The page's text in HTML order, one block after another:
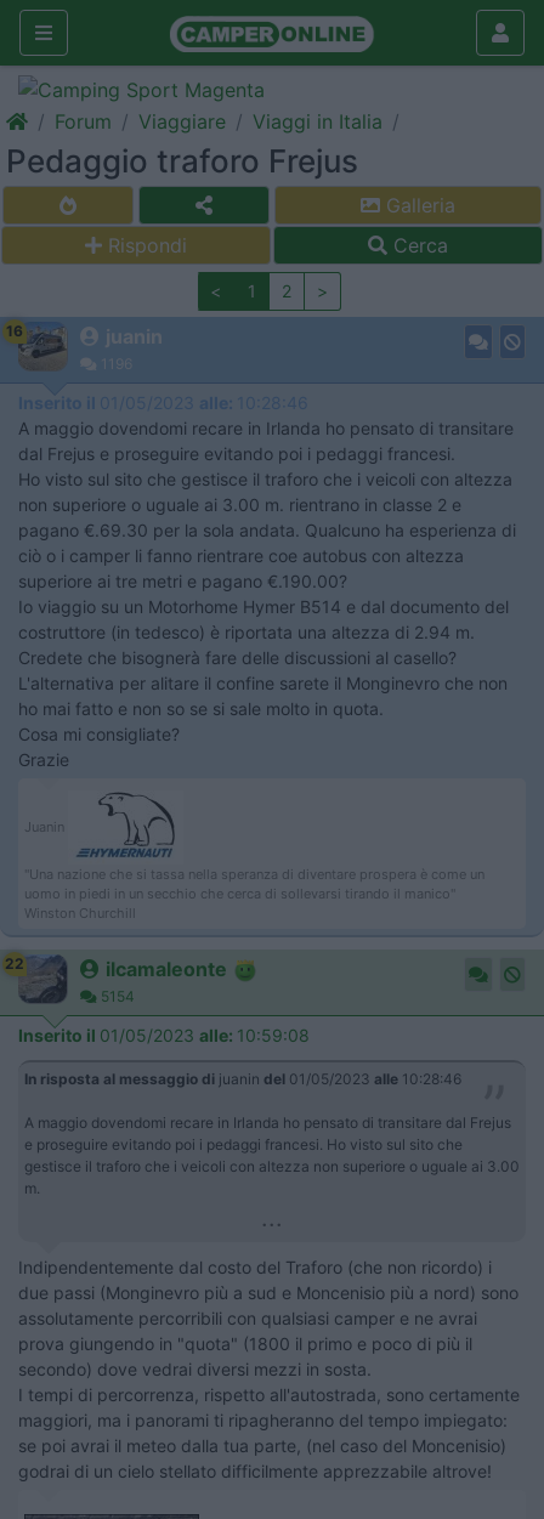
Forum Viaggiare Viaggi in Italia
Pedaggio traforo Frejus
Galleria
Rispondi
Cerca
< 1 2 >
16 juanin
1196
Inserito il 01/05/2023 alle: 10:28:46
A maggio dovendomi recare in Irlanda ho pensato di transitare
dal Frejus e proseguire evitando poi i pedaggi francesi.
Ho visto sul sito che gestisce il traforo che i veicoli con altezza
non superiore o uguale ai 3.00 m. rientrano in classe 2 e
pagano €.69.30 per la sola andata. Qualcuno ha esperienza di
ciò o i camper li fanno rientrare coe autobus con altezza
superiore ai tre metri e pagano €.190.00?
Io viaggio su un Motorhome Hymer B514 e dal documento del
costruttore (in tedesco) è riportata una altezza di 2.94 m.
Credete che bisognerà fare delle discussioni al casello?
L'alternativa per alitare il confine sarete il Monginevro che non
ho mai fatto e non so se si sale molto in quota.
Cosa mi consigliate?
Grazie
Juanin
"Una nazione che si tassa nella speranza di diventare prospera è come un
uomo in piedi in un secchio che cerca di sollevarsi tirando il manico"
Winston Churchill
22 ilcamaleonte
5154
Inserito il 01/05/2023 alle: 10:59:08
In risposta al messaggio di juanin del 01/05/2023 alle 10:28:46
A maggio dovendomi recare in Irlanda ho pensato di transitare dal Frejus
e proseguire evitando poi i pedaggi francesi. Ho visto sul sito che
gestisce il traforo che i veicoli con altezza non superiore o uguale ai 3.00
m.
...
Indipendentemente dal costo del Traforo (che non ricordo) i
due passi (Monginevro più a sud e Moncenisio più a nord) sono
assolutamente percorribili con qualsiasi camper e ne avrai
prova giungendo in "quota" (1800 il primo e poco di più il
secondo) dove vedrai diversi mezzi in sosta.
I tempi di percorrenza, rispetto all'autostrada, sono certamente
maggiori, ma i panorami ti ripagheranno del tempo impiegato:
se poi avrai il meteo dalla tua parte, (nel caso del Moncenisio)
godrai di un cielo stellato difficilmente apprezzabile altrove!